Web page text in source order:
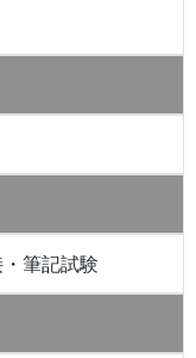
筆記試験